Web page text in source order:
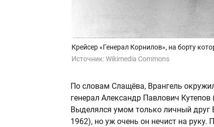
Крейсер «Генерал Корнилов», на борту
Источник:Wikimedia Commons
По словам Слащёва, Врангель
генерал Александр Павлович
Выделялся умом только личный друг
1962), но уж очень он нечист на